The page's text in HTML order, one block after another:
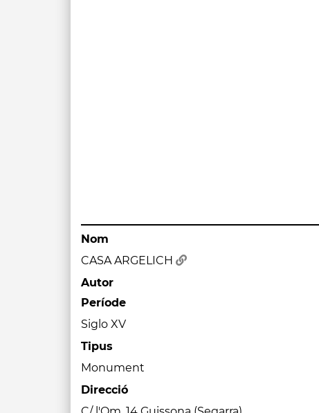
Nom
CASA ARGELICH
Autor
Període
Siglo XV
Tipus
Monument
Direcció